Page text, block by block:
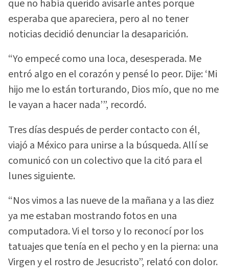
que no había querido avisarle antes porque
esperaba que apareciera, pero al no tener
noticias decidió denunciar la desaparición.
“Yo empecé como una loca, desesperada. Me
entró algo en el corazón y pensé lo peor. Dije: ‘Mi
hijo me lo están torturando, Dios mío, que no me
le vayan a hacer nada’”, recordó.
Tres días después de perder contacto con él,
viajó a México para unirse a la búsqueda. Allí se
comunicó con un colectivo que la citó para el
lunes siguiente.
“Nos vimos a las nueve de la mañana y a las diez
ya me estaban mostrando fotos en una
computadora. Vi el torso y lo reconocí por los
tatuajes que tenía en el pecho y en la pierna: una
Virgen y el rostro de Jesucristo”, relató con dolor.